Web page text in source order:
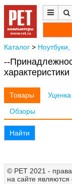
Каталог >
--
характеристики
Товары Уценка
Обзоры
Найти
© РЕТ 2021 -
на сайте являются